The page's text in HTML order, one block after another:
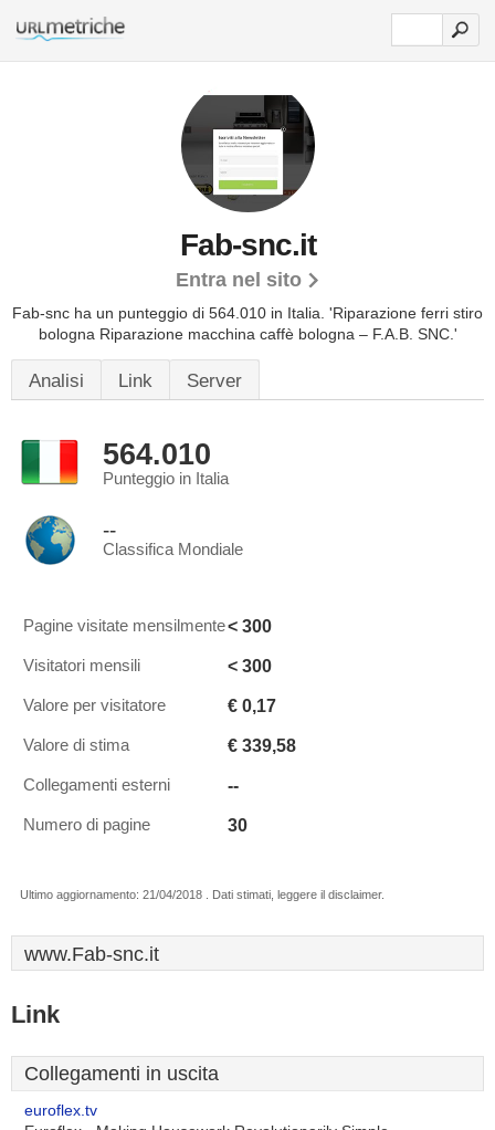
Fab-snc.it
Entra nel sito
Fab-snc ha un punteggio di 564.010 in Italia. 'Riparazione ferri stiro
bologna Riparazione macchina caffè bologna – F.A.B. SNC.'
Analisi Link Server
564.010
Punteggio in Italia
--
Classifica Mondiale
Pagine visitate mensilmente< 300
Visitatori mensili < 300
Valore per visitatore € 0,17
Valore di stima € 339,58
Collegamenti esterni --
Numero di pagine 30
Ultimo aggiornamento: 21/04/2018 . Dati stimati, leggere il disclaimer.
www.Fab-snc.it
Link
Collegamenti in uscita
euroflex.tv